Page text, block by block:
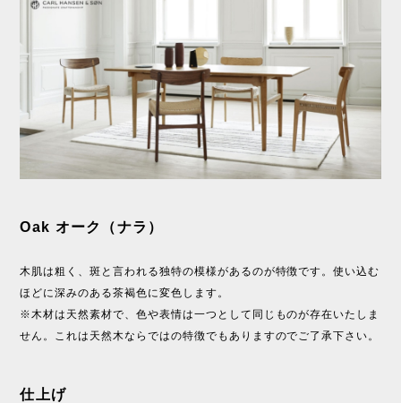
Oak オーク（ナラ）
木肌は粗く、斑と言われる独特の模様があるのが特徴です。使い込む
ほどに深みのある茶褐色に変色します。
※木材は天然素材で、色や表情は一つとして同じものが存在いたしま
せん。これは天然木ならではの特徴でもありますのでご了承下さい。
仕上げ